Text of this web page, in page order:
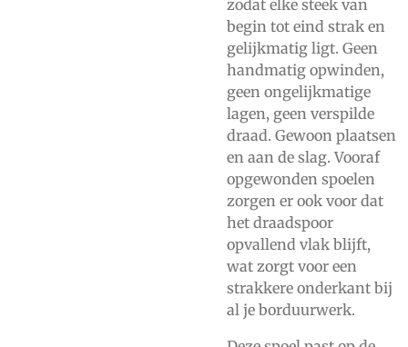
zodat elke steek van
begin tot eind strak en
gelijkmatig ligt. Geen
handmatig opwinden,
geen ongelijkmatige
lagen, geen verspilde
draad. Gewoon plaatsen
en aan de slag. Vooraf
opgewonden spoelen
zorgen er ook voor dat
het draadspoor
opvallend vlak blijft,
wat zorgt voor een
strakkere onderkant bij
al je borduurwerk.